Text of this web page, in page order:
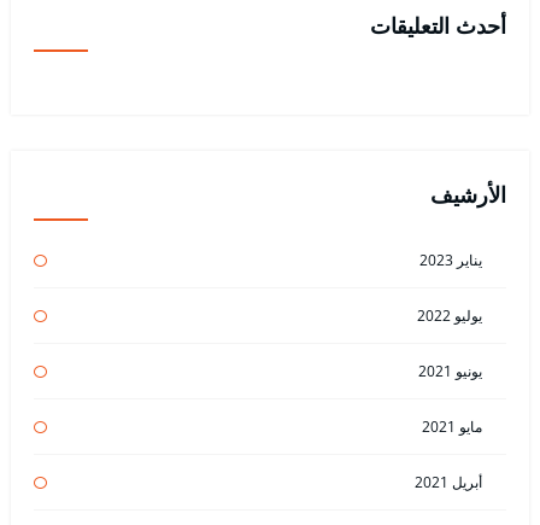
أحدث التعليقات
الأرشيف
يناير 2023
يوليو 2022
يونيو 2021
مايو 2021
أبريل 2021